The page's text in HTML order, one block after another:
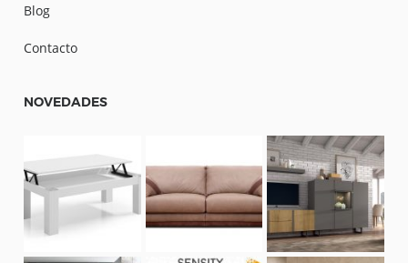
Blog
Contacto
NOVEDADES